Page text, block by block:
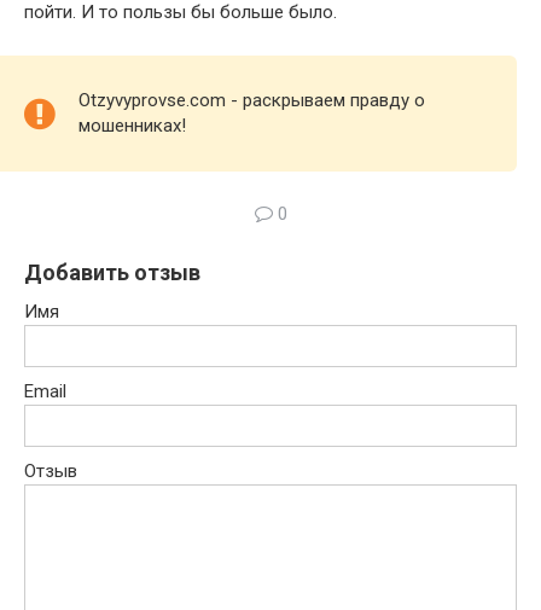
пойти. И то пользы бы больше было.
Otzyvyprovse.com - раскрываем правду о
мошенниках!
0
Добавить отзыв
Имя
Email
Отзыв